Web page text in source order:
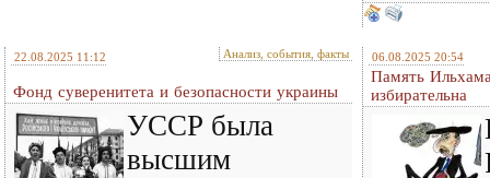
22.08.2025 11:12 Анализ, события, факты
Фонд суверенитета и безопасности украины
УССР была
высшим
06.08.2025 20:54
Память
избирательна